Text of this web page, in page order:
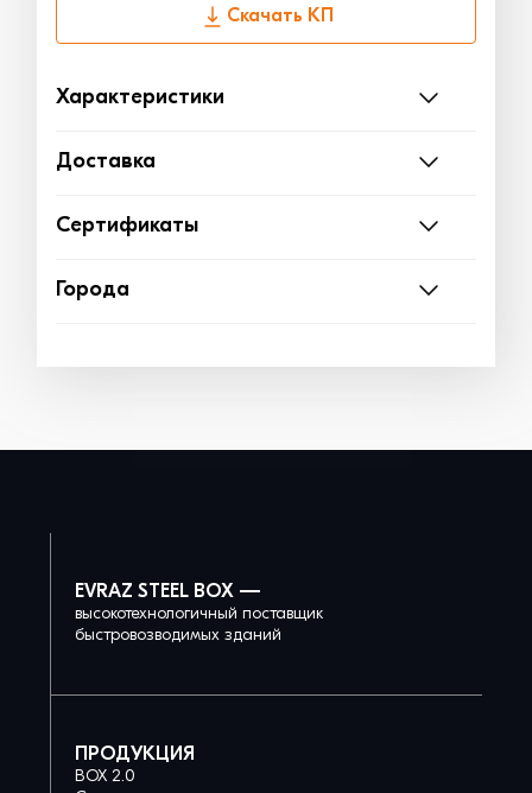
Скачать КП
Характеристики
Доставка
Сертификаты
Города
EVRAZ STEEL BOX —
высокотехнологичный поставщик
быстровозводимых зданий
ПРОДУКЦИЯ
BOX 2.0